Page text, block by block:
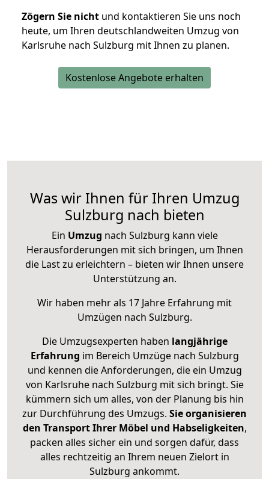
Zögern Sie nicht und kontaktieren Sie uns noch
heute, um Ihren deutschlandweiten Umzug von
Karlsruhe nach Sulzburg mit Ihnen zu planen.
Kostenlose Angebote erhalten
Was wir Ihnen für Ihren Umzug
Sulzburg nach bieten
Ein Umzug nach Sulzburg kann viele
Herausforderungen mit sich bringen, um Ihnen
die Last zu erleichtern – bieten wir Ihnen unsere
Unterstützung an.
Wir haben mehr als 17 Jahre Erfahrung mit
Umzügen nach Sulzburg.
Die Umzugsexperten haben langjährige
Erfahrung im Bereich Umzüge nach Sulzburg
und kennen die Anforderungen, die ein Umzug
von Karlsruhe nach Sulzburg mit sich bringt. Sie
kümmern sich um alles, von der Planung bis hin
zur Durchführung des Umzugs. Sie organisieren
den Transport Ihrer Möbel und Habseligkeiten,
packen alles sicher ein und sorgen dafür, dass
alles rechtzeitig an Ihrem neuen Zielort in
Sulzburg ankommt.